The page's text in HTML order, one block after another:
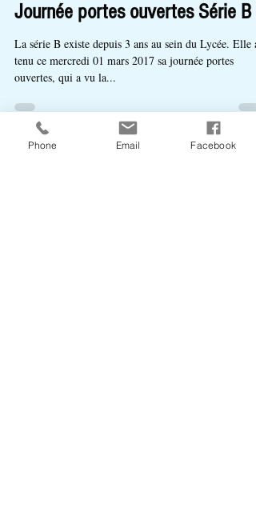
lycée classique
1 mars 2017
2 min de lecture
Journée portes ouvertes Série B
La série B existe depuis 3 ans au sein du Lycée. Elle a
tenu ce mercredi 01 mars 2017 sa journée portes
ouvertes, qui a vu la...
Phone Email Facebook